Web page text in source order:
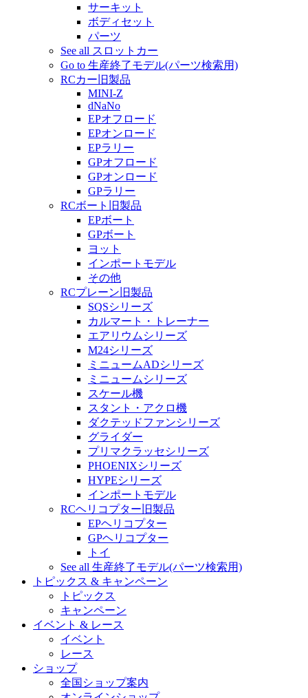
サーキット
ボディセット
パーツ
See all スロットカー
Go to 生産終了モデル(パーツ検索用)
RCカー旧製品
MINI-Z
dNaNo
EPオフロード
EPオンロード
EPラリー
GPオフロード
GPオンロード
GPラリー
RCボート旧製品
EPボート
GPボート
ヨット
インポートモデル
その他
RCプレーン旧製品
SQSシリーズ
カルマート・トレーナー
エアリウムシリーズ
M24シリーズ
ミニュームADシリーズ
ミニュームシリーズ
スケール機
スタント・アクロ機
ダクテッドファンシリーズ
グライダー
プリマクラッセシリーズ
PHOENIXシリーズ
HYPEシリーズ
インポートモデル
RCヘリコプター旧製品
EPヘリコプター
GPヘリコプター
トイ
See all 生産終了モデル(パーツ検索用)
トピックス & キャンペーン
トピックス
キャンペーン
イベント & レース
イベント
レース
ショップ
全国ショップ案内